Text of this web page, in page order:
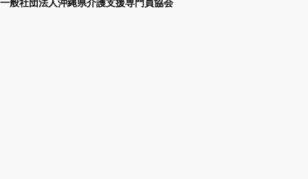
一般社団法人沖縄県介護支援専門員協会